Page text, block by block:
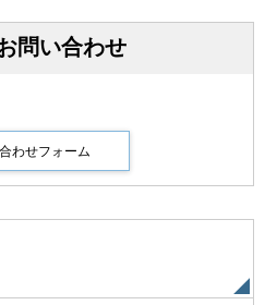
問い合わせ